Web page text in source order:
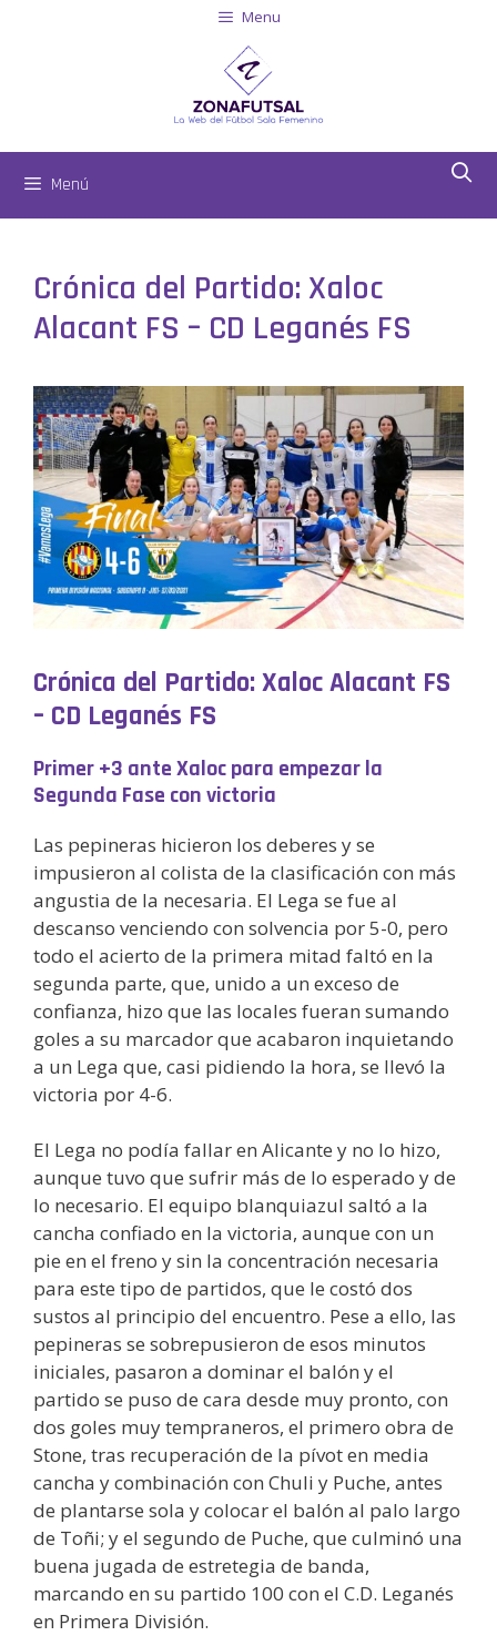
Menu
Menú
Crónica del Partido: Xaloc
Alacant FS – CD Leganés FS
Crónica del Partido: Xaloc Alacant FS
– CD Leganés FS
Primer +3 ante Xaloc para empezar la
Segunda Fase con victoria
Las pepineras hicieron los deberes y se
impusieron al colista de la clasificación con más
angustia de la necesaria. El Lega se fue al
descanso venciendo con solvencia por 5-0, pero
todo el acierto de la primera mitad faltó en la
segunda parte, que, unido a un exceso de
confianza, hizo que las locales fueran sumando
goles a su marcador que acabaron inquietando
a un Lega que, casi pidiendo la hora, se llevó la
victoria por 4-6.
El Lega no podía fallar en Alicante y no lo hizo,
aunque tuvo que sufrir más de lo esperado y de
lo necesario. El equipo blanquiazul saltó a la
cancha confiado en la victoria, aunque con un
pie en el freno y sin la concentración necesaria
para este tipo de partidos, que le costó dos
sustos al principio del encuentro. Pese a ello, las
pepineras se sobrepusieron de esos minutos
iniciales, pasaron a dominar el balón y el
partido se puso de cara desde muy pronto, con
dos goles muy tempraneros, el primero obra de
Stone, tras recuperación de la pívot en media
cancha y combinación con Chuli y Puche, antes
de plantarse sola y colocar el balón al palo largo
de Toñi; y el segundo de Puche, que culminó una
buena jugada de estretegia de banda,
marcando en su partido 100 con el C.D. Leganés
en Primera División.